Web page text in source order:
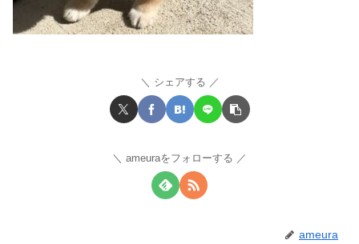
シェアする
ameuraをフォローする
ameura